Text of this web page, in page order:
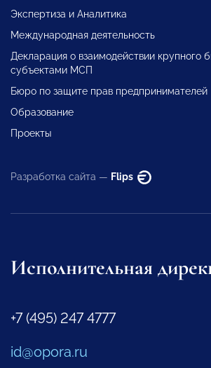
Экспертиза и Аналитика
Международная деятельность
Декларация о взаимодействии крупного
субъектами МСП
Бюро по защите прав предпринимателей
Образование
Проекты
Разработка сайта — Flips
Исполнительная
+7 (495) 247 4777
id@opora.ru